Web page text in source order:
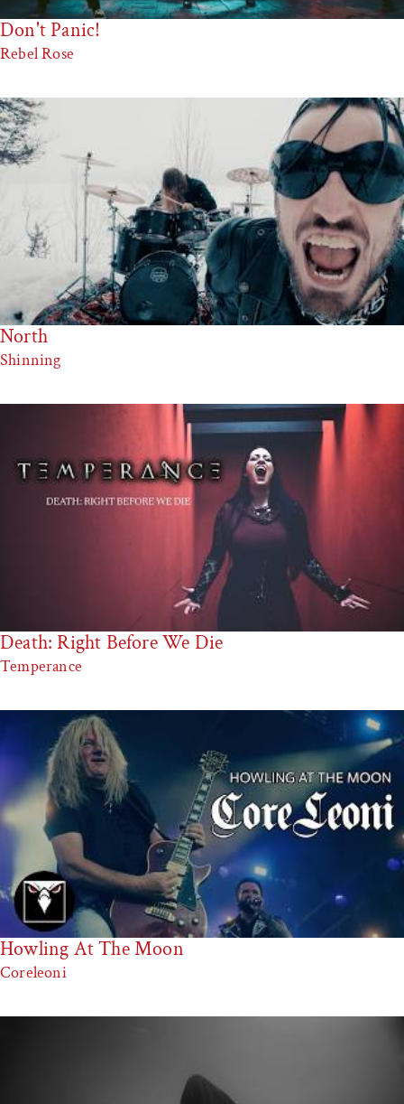
Don't Panic!
Rebel Rose
North
Shinning
Death: Right Before We Die
Temperance
Howling At The Moon
Coreleoni